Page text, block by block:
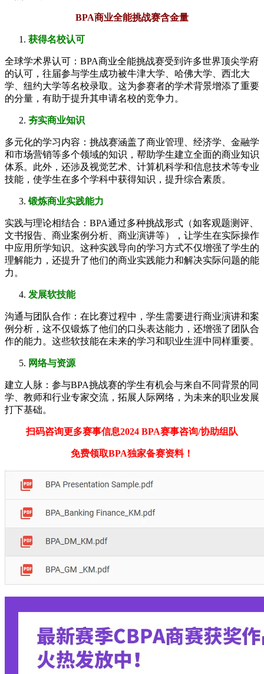
BPA商业全能挑战赛含金量
获得名校认可
全球学术界认可：BPA商业全能挑战赛受到许多世界顶尖学府
的认可，往届参与学生成功被牛津大学、哈佛大学、西北大
学、纽约大学等名校录取。这为参赛者的学术背景增添了重要
的分量，有助于提升其申请名校的竞争力。
夯实商业知识
多元化的学习内容：挑战赛涵盖了商业管理、经济学、金融学
和市场营销等多个领域的知识，帮助学生建立全面的商业知识
体系。此外，还涉及视觉艺术、计算机科学和信息技术等专业
技能，使学生在多个学科中获得知识，提升综合素质。
锻炼商业实践能力
实践与理论相结合：BPA通过多种挑战形式（如客观题测评、
文书报告、商业案例分析、商业演讲等），让学生在实际操作
中应用所学知识。这种实践导向的学习方式不仅增强了学生的
理解能力，还提升了他们的商业实践能力和解决实际问题的能
力。
发展软技能
沟通与团队合作：在比赛过程中，学生需要进行商业演讲和案
例分析，这不仅锻炼了他们的口头表达能力，还增强了团队合
作的能力。这些软技能在未来的学习和职业生涯中同样重要。
网络与资源
建立人脉：参与BPA挑战赛的学生有机会与来自不同背景的同
学、教师和行业专家交流，拓展人际网络，为未来的职业发展
打下基础。
扫码咨询更多赛事信息2024 BPA赛事咨询/协助组队
免费领取BPA独家备赛资料！